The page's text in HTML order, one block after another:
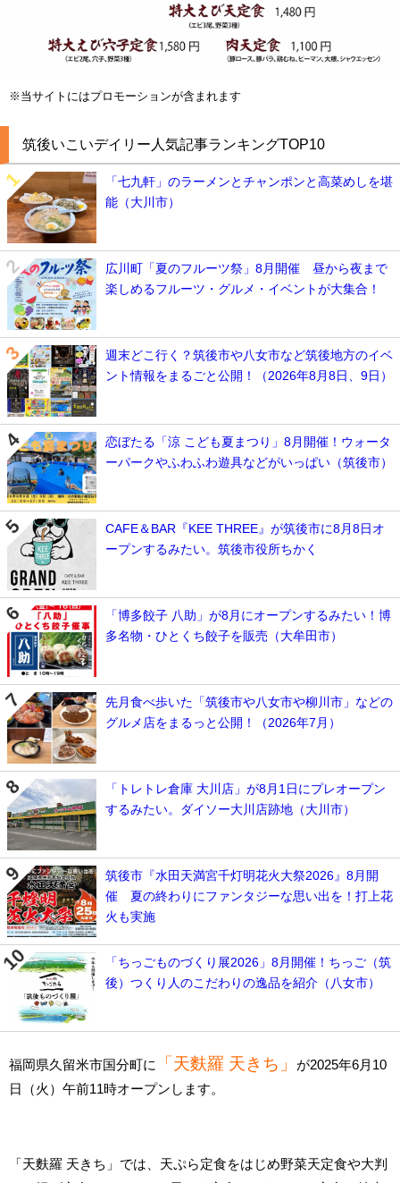
※当サイトにはプロモーションが含まれます
筑後いこいデイリー人気記事ランキングTOP10
「七九軒」のラーメンとチャンポンと高菜めしを堪
能（大川市）
広川町「夏のフルーツ祭」8月開催 昼から夜まで
楽しめるフルーツ・グルメ・イベントが大集合！
週末どこ行く？筑後市や八女市など筑後地方のイベ
ント情報をまるごと公開！（2026年8月8日、9日）
恋ぼたる「涼 こども夏まつり」8月開催！ウォータ
ーパークやふわふわ遊具などがいっぱい（筑後市）
CAFE＆BAR『KEE THREE』が筑後市に8月8日オ
ープンするみたい。筑後市役所ちかく
「博多餃子 八助」が8月にオープンするみたい！博
多名物・ひとくち餃子を販売（大牟田市）
先月食べ歩いた「筑後市や八女市や柳川市」などの
グルメ店をまるっと公開！（2026年7月）
「トレトレ倉庫 大川店」が8月1日にプレオープン
するみたい。ダイソー大川店跡地（大川市）
筑後市『水田天満宮千灯明花火大祭2026』8月開
催 夏の終わりにファンタジーな思い出を！打上花
火も実施
「ちっごものづくり展2026」8月開催！ちっご（筑
後）つくり人のこだわりの逸品を紹介（八女市）
福岡県久留米市国分町に 「天麩羅 天きち」
が2025年6月10
日（火）午前11時オープンします。
「天麩羅 天きち」では、天ぷら定食をはじめ野菜天定食や大判